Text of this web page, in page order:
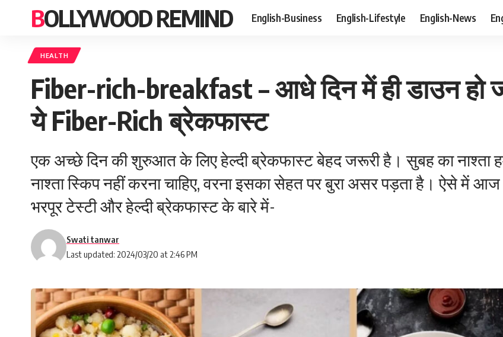
BOLLYWOOD REMIND English-Business English-Lifestyle English-News
HEALTH
Fiber-rich-breakfast – आधे दिन में ही डाउन हो
ये Fiber-Rich ब्रेकफास्ट
एक अच्छे दिन की शुरुआत के लिए हेल्दी ब्रेकफास्ट बेहद जरूरी है। सुबह का नाश्ता
नाश्ता स्किप नहीं करना चाहिए, वरना इसका सेहत पर बुरा असर पड़ता है। ऐसे में
भरपूर टेस्टी और हेल्दी ब्रेकफास्ट के बारे में-
Last updated: 2024/03/20 at 2:46 PM
Swati tanwar